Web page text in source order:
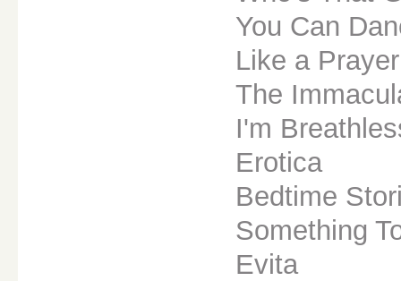
You Can
Like a Prayer
The
I'm
Erotica
Bedtime
Something
Evita